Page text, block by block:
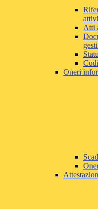
Atti
Oneri